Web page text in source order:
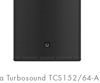
Turbosound TCS152/64-